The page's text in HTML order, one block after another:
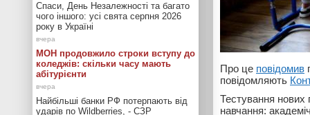
Про це повідомив
повідомляють
Тестування
навчання:
Спаси, День Незалежності та багато
чого іншого: усі свята серпня 2026
року в Україні
МОН продовжило строки вступу до
коледжів: скільки часу мають
абітурієнти
Найбільші банки РФ потерпають від
ударів по Wildberries, - СЗР